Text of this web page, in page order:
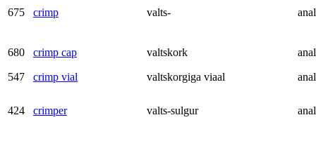
675 crimp valts-
680 crimp cap valtskork
547 crimp vial valtskorgiga viaal
424 crimper valts-sulgur